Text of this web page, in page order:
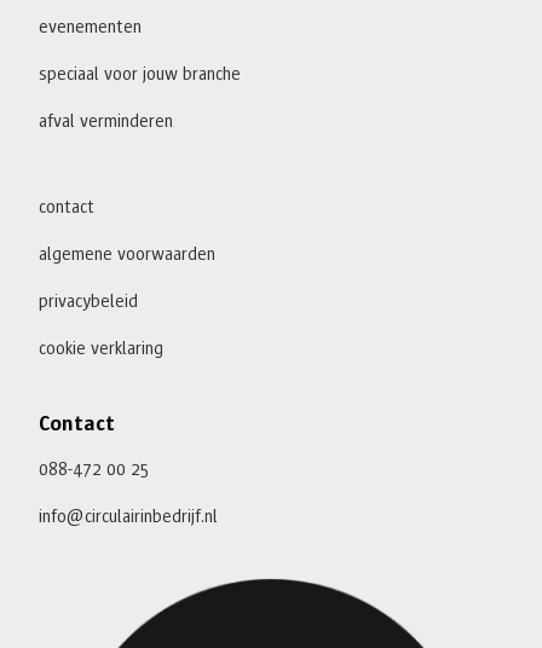
evenementen
speciaal voor jouw branche
afval verminderen
contact
algemene voorwaarden
privacybeleid
cookie verklaring
Contact
088-472 00 25
info@circulairinbedrijf.nl